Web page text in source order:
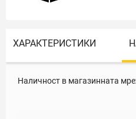
ХАРАКТЕРИСТИКИ
Наличност в магазинната